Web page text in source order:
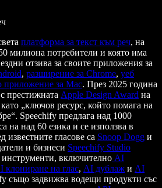
платформа за текст към реч, на
милиона потребители и която има
отзива за своите приложения за
, разширение за Chrome, уеб
приложение за Mac. През 2025 година
престижната Apple Design Award на
„ключов ресурс, който помага на
Speechify предлага над 1000
на над 60 езика и се използва в
гласове са Snoop Dogg и
и бизнеси Speechify Studio
инструменти, включително AI
клониране на глас, AI дублаж и AI
също задвижва водещи продукти със